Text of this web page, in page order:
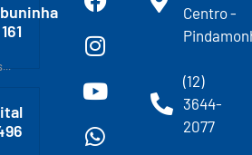
Centro -
(12)
3644-
2077